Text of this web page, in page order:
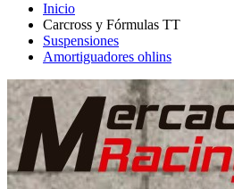
Inicio
Carcross y Fórmulas TT
Suspensiones
Amortiguadores ohlins